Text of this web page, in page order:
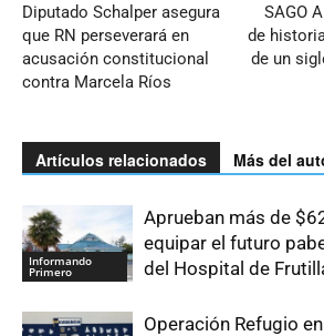
Diputado Schalper asegura
que RN perseverará en
acusación constitucional
contra Marcela Ríos
SAGO
de
de un
Artículos relacionados Más del
Informando
Primero
Aprueban más de
equipar el futuro
del Hospital de
Operación Refugio